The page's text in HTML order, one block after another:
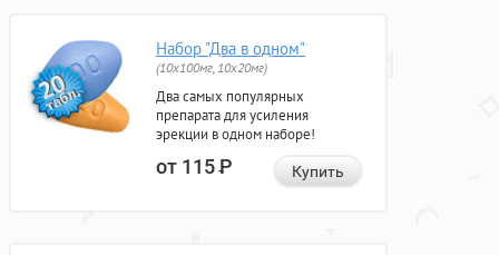
Набор "Два в одном"
(10x100мг, 10x20мг)
Два самых популярных
препарата для усиления
эрекции в одном наборе!
от 115Р Купить